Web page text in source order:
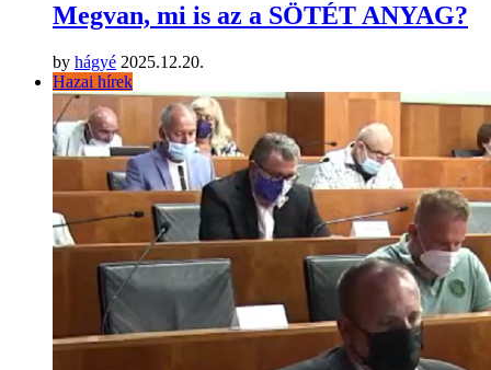
Megvan, mi is az a SÖTÉT ANYAG?
by hágyé 2025.12.20.
Hazai hírek